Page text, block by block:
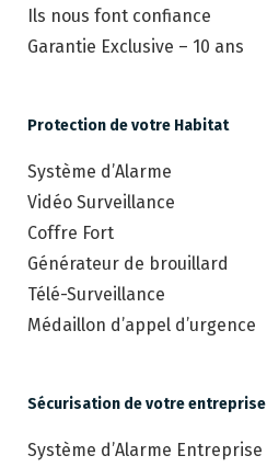
Ils nous font confiance
Garantie Exclusive – 10 ans
Protection de votre Habitat
Système d’Alarme
Vidéo Surveillance
Coffre Fort
Générateur de brouillard
Télé-Surveillance
Médaillon d’appel d’urgence
Sécurisation de votre entreprise
Système d’Alarme Entreprise